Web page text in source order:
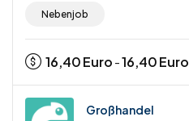
Nebenjob
16,40Euro -16,40Euro
Großhandel